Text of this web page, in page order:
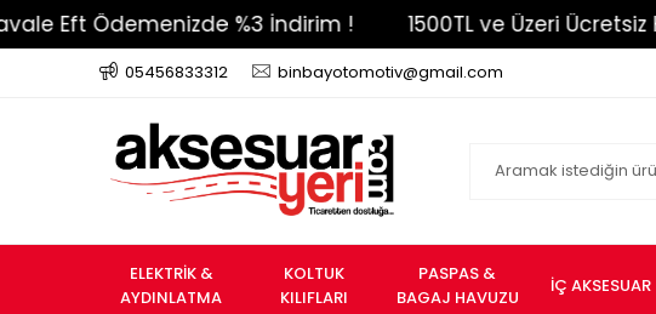
Ödemenizde %3 İndirim ! 1500TL ve Üzeri Ücretsiz Kargo !
05456833312 binbayotomotiv@gmail.com
ELEKTRİK &
AYDINLATMA
KOLTUK
KILIFLARI
PASPAS &
BAGAJ HAVUZU
İÇ AKSESUAR